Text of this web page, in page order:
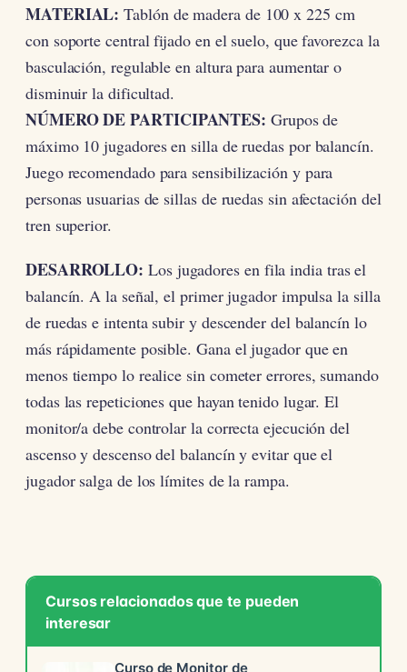
MATERIAL: Tablón de madera de 100 x 225 cm
con soporte central fijado en el suelo, que favorezca la
basculación, regulable en altura para aumentar o
disminuir la dificultad.
NÚMERO DE PARTICIPANTES: Grupos de
máximo 10 jugadores en silla de ruedas por balancín.
Juego recomendado para sensibilización y para
personas usuarias de sillas de ruedas sin afectación del
tren superior.
DESARROLLO: Los jugadores en fila india tras el
balancín. A la señal, el primer jugador impulsa la silla
de ruedas e intenta subir y descender del balancín lo
más rápidamente posible. Gana el jugador que en
menos tiempo lo realice sin cometer errores, sumando
todas las repeticiones que hayan tenido lugar. El
monitor/a debe controlar la correcta ejecución del
ascenso y descenso del balancín y evitar que el
jugador salga de los límites de la rampa.
Cursos relacionados que te pueden
interesar
Curso de Monitor de